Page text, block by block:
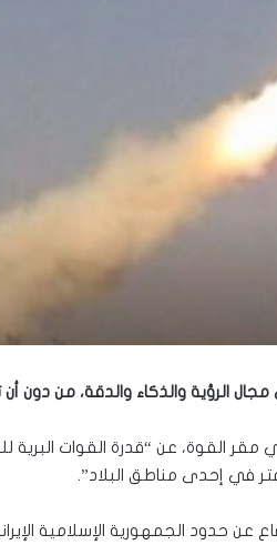
مقر القوة، عن “قدرة القوات
عن حدود الجمهورية الإسلامية